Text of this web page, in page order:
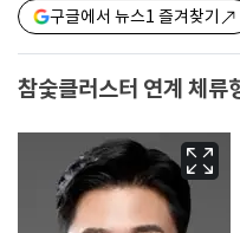
구글에서 뉴스1 즐겨찾기
참숯클러스터 연계 체